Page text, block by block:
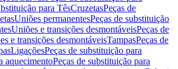
para TêsCruzetasPeças de
Uniões permanentesPeças de substituição
Uniões e transições desmontáveisPeças de
e transições desmontáveisTampasPeças de
LigaçõesPeças de substituição para
aquecimentoPeças de substituição para